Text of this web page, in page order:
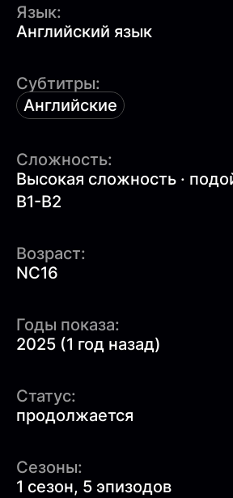
Язык:
Английский язык
Субтитры:
Английские
Сложность:
Высокая сложность ·
B1-B2
Возраст:
NC16
Годы показа:
2025 (1 год назад)
Статус:
продолжается
Сезоны:
1 сезон, 5 эпизодов